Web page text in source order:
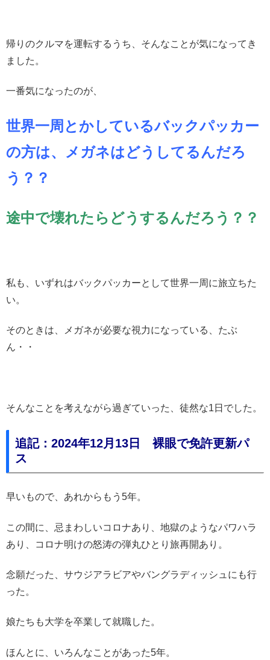
帰りのクルマを運転するうち、そんなことが気になってき
ました。
一番気になったのが、
世界一周とかしているバックパッカー
の方は、メガネはどうしてるんだろ
う？？
途中で壊れたらどうするんだろう？？
私も、いずれはバックパッカーとして世界一周に旅立ちた
い。
そのときは、メガネが必要な視力になっている、たぶ
ん・・
そんなことを考えながら過ぎていった、徒然な1日でした。
追記：2024年12月13日 裸眼で免許更新パ
ス
早いもので、あれからもう5年。
この間に、忌まわしいコロナあり、地獄のようなパワハラ
あり、コロナ明けの怒涛の弾丸ひとり旅再開あり。
念願だった、サウジアラビアやバングラディッシュにも行
った。
娘たちも大学を卒業して就職した。
ほんとに、いろんなことがあった5年。